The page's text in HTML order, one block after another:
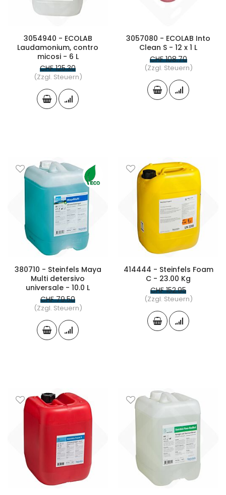
3054940 - ECOLAB
Laudamonium, contro
micosi - 6 L
CHF 125.30
(Zzgl. Steuern)
3057080 - ECOLAB Into
Clean S - 12 x 1 L
CHF 108.70
(Zzgl. Steuern)
380710 - Steinfels Maya
Multi detersivo
universale - 10.0 L
CHF 79.50
(Zzgl. Steuern)
414444 - Steinfels Foam
C - 23.00 Kg
CHF 152.95
(Zzgl. Steuern)